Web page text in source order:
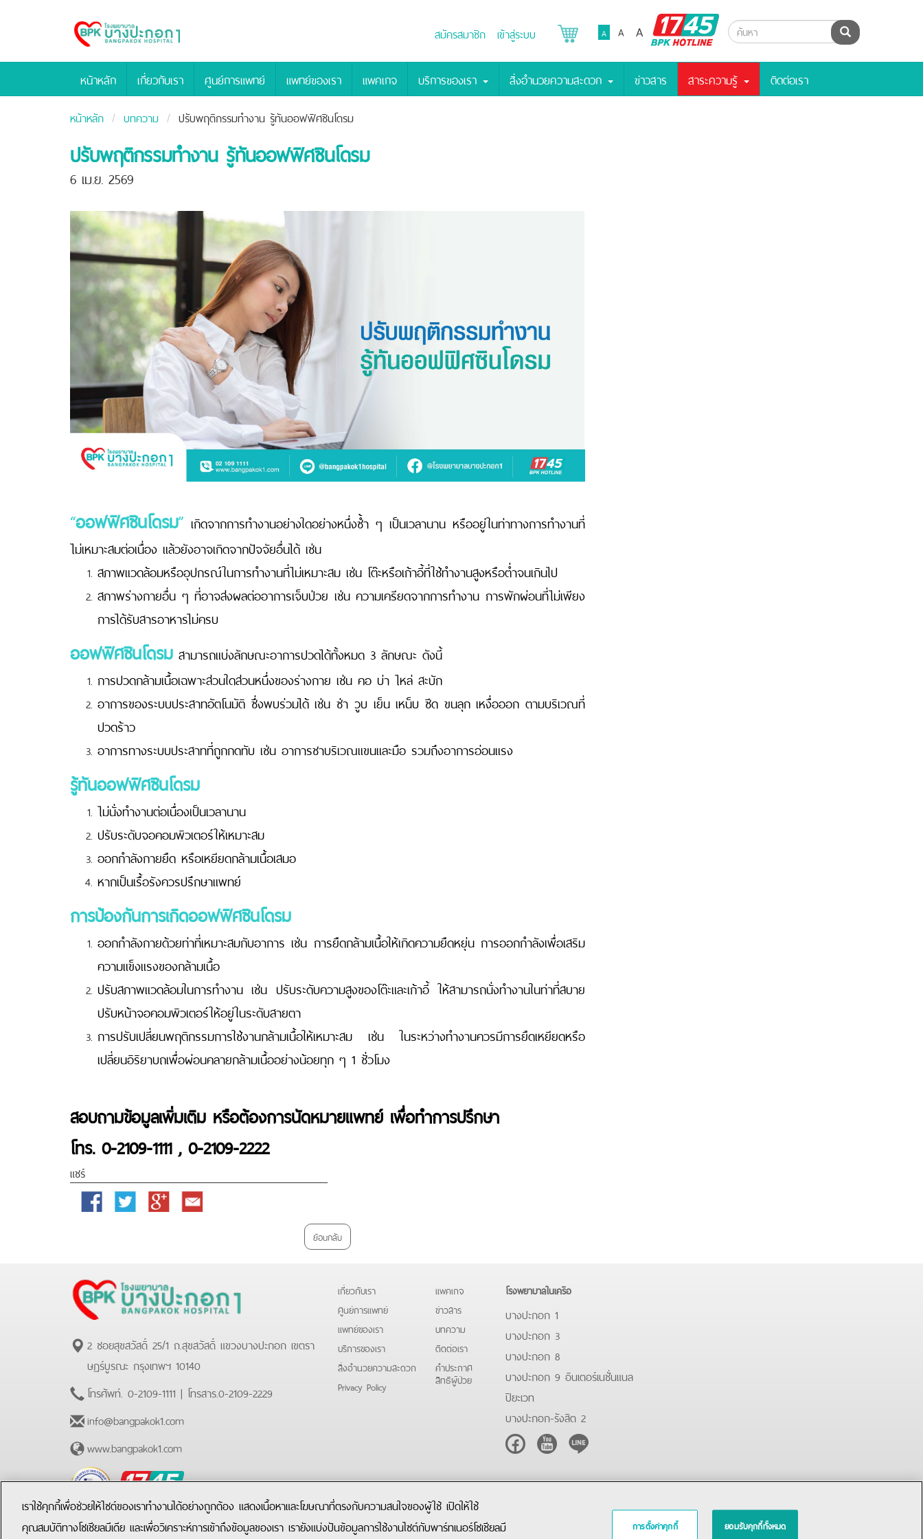
Bangpakok
Hospital
สมัครสมาชิก เข้าสู่ระบบ A A A
BPK
Hotline
ค้นหา
หน้าหลัก เกี่ยวกับเรา ศูนย์การแพทย์ แพทย์ของเรา แพคเกจ บริการของเรา สิ่งอำนวยความสะดวก ข่าวสาร สาระความรู้ ติดต่อเรา
หน้าหลัก บทความ ปรับพฤติกรรมทำงาน รู้ทันออฟฟิศซินโดรม
ปรับพฤติกรรมทำงาน รู้ทันออฟฟิศซินโดรม
6 เม.ย. 2569
“ออฟฟิศซินโดรม” เกิดจากการทำงานอย่างใดอย่างหนึ่งซ้ำ ๆ เป็นเวลานาน หรืออยู่ในท่าทางการทำงานที่
ไม่เหมาะสมต่อเนื่อง แล้วยังอาจเกิดจากปัจจัยอื่นได้ เช่น
สภาพแวดล้อมหรืออุปกรณ์ในการทำงานที่ไม่เหมาะสม เช่น โต๊ะหรือเก้าอี้ที่ใช้ทำงานสูงหรือต่ำจนเกินไป
สภาพร่างกายอื่น ๆ ที่อาจส่งผลต่ออาการเจ็บป่วย เช่น ความเครียดจากการทำงาน การพักผ่อนที่ไม่เพียง
การได้รับสารอาหารไม่ครบ
ออฟฟิศซินโดรม สามารถแบ่งลักษณะอาการปวดได้ทั้งหมด 3 ลักษณะ ดังนี้
การปวดกล้ามเนื้อเฉพาะส่วนใดส่วนหนึ่งของร่างกาย เช่น คอ บ่า ไหล่ สะบัก
อาการของระบบประสาทอัตโนมัติ ซึ่งพบร่วมได้ เช่น ซ่า วูบ เย็น เหน็บ ซีด ขนลุก เหงื่อออก ตามบริเวณที่
ปวดร้าว
อาการทางระบบประสาทที่ถูกกดทับ เช่น อาการชาบริเวณแขนและมือ รวมถึงอาการอ่อนแรง
รู้ทันออฟฟิศซินโดรม
ไม่นั่งทำงานต่อเนื่องเป็นเวลานาน
ปรับระดับจอคอมพิวเตอร์ให้เหมาะสม
ออกกำลังกายยืด หรือเหยียดกล้ามเนื้อเสมอ
หากเป็นเรื้อรังควรปรึกษาแพทย์
การป้องกันการเกิดออฟฟิศซินโดรม
ออกกำลังกายด้วยท่าที่เหมาะสมกับอาการ เช่น การยืดกล้ามเนื้อให้เกิดความยืดหยุ่น การออกกำลังเพื่อเสริม
ความแข็งแรงของกล้ามเนื้อ
ปรับสภาพแวดล้อมในการทำงาน เช่น ปรับระดับความสูงของโต๊ะและเก้าอี้ ให้สามารถนั่งทำงานในท่าที่สบาย
ปรับหน้าจอคอมพิวเตอร์ให้อยู่ในระดับสายตา
การปรับเปลี่ยนพฤติกรรมการใช้งานกล้ามเนื้อให้เหมาะสม เช่น ในระหว่างทำงานควรมีการยืดเหยียดหรือ
เปลี่ยนอิริยาบถเพื่อผ่อนคลายกล้ามเนื้ออย่างน้อยทุก ๆ 1 ชั่วโมง
สอบถามข้อมูลเพิ่มเติม หรือต้องการนัดหมายแพทย์ เพื่อทำการปรึกษา
โทร. 0-2109-1111 , 0-2109-2222
แชร์
Facebook Twitter
Google
Email
ย้อนกลับ
2 ซอยสุขสวัสดิ์ 25/1 ถ.สุขสวัสดิ์ แขวงบางปะกอก เขตรา
ษฏร์บูรณะ กรุงเทพฯ 10140
โทรศัพท์. 0-2109-1111 | โทรสาร.0-2109-2229
info@bangpakok1.com
www.bangpakok1.com
BPK
Hotline
เกี่ยวกับเรา
ศูนย์การแพทย์
แพทย์ของเรา
บริการของเรา
สิ่งอำนวยความสะดวก
Privacy Policy
แพคเกจ
ข่าวสาร
บทความ
ติดต่อเรา
คําประกาศ
สิทธิผู้ป่วย
โรงพยาบาลในเครือ
บางปะกอก 1
บางปะกอก 3
บางปะกอก 8
บางปะกอก 9 อินเตอร์เนชั่นแนล
ปิยะเวท
บางปะกอก-รังสิต 2
FacebookYoutubeLine
เราใช้คุกกี้เพื่อช่วยให้ไซต์ของเราทำงานได้อย่างถูกต้อง แสดงเนื้อหาและโฆษณาที่ตรงกับความสนใจของผู้ใช้ เปิดให้ใช้
คุณสมบัติทางโซเชียลมีเดีย และเพื่อวิเคราะห์การเข้าถึงข้อมูลของเรา เรายังแบ่งปันข้อมูลการใช้งานไซต์กับพาร์ทเนอร์โซเชียลมี
การตั้งค่าคุกกี้ ยอมรับคุกกี้ทั้งหมด